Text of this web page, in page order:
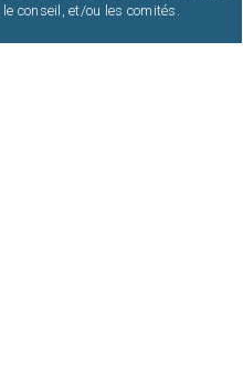
conseil, et/ou les comités.